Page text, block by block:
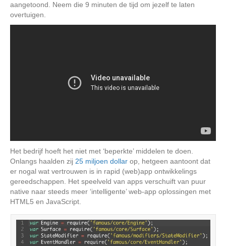
aangetoond. Neem die 9 minuten de tijd om jezelf te laten
overtuigen.
Het bedrijf hoeft het niet met ‘beperkte’ middelen te doen.
Onlangs haalden zij 25 miljoen dollar op, hetgeen aantoont dat
er nogal wat vertrouwen is in rapid (web)app ontwikkelings
gereedschappen. Het speelveld van apps verschuift van puur
native naar steeds meer ‘intelligente’ web-app oplossingen met
HTML5 en JavaScript.